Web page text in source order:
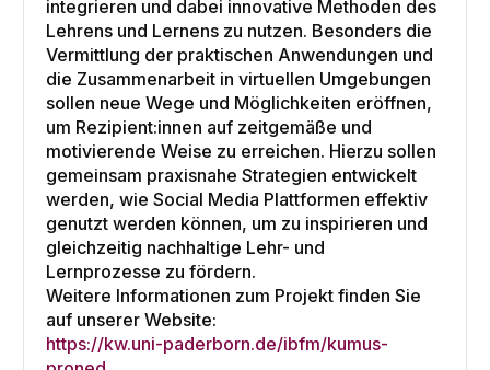
integrieren und dabei innovative Methoden des
Lehrens und Lernens zu nutzen. Besonders die
Vermittlung der praktischen Anwendungen und
die Zusammenarbeit in virtuellen Umgebungen
sollen neue Wege und Möglichkeiten eröffnen,
um Rezipient:innen auf zeitgemäße und
motivierende Weise zu erreichen. Hierzu sollen
gemeinsam praxisnahe Strategien entwickelt
werden, wie Social Media Plattformen effektiv
genutzt werden können, um zu inspirieren und
gleichzeitig nachhaltige Lehr- und
Lernprozesse zu fördern.
Weitere Informationen zum Projekt finden Sie
auf unserer Website:
https://kw.uni-paderborn.de/ibfm/kumus-